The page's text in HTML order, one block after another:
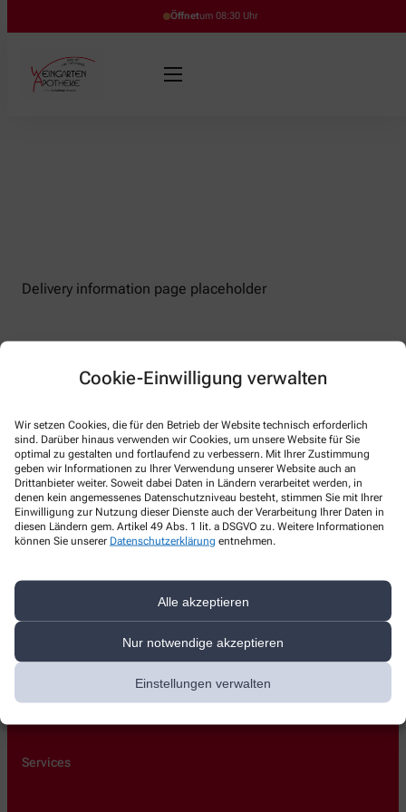
Cookie-Einwilligung verwalten
Wir setzen Cookies, die für den Betrieb der Website technisch erforderlich
sind. Darüber hinaus verwenden wir Cookies, um unsere Website für Sie
optimal zu gestalten und fortlaufend zu verbessern. Mit Ihrer Zustimmung
geben wir Informationen zu Ihrer Verwendung unserer Website auch an
Drittanbieter weiter. Soweit dabei Daten in Ländern verarbeitet werden, in
denen kein angemessenes Datenschutzniveau besteht, stimmen Sie mit Ihrer
Einwilligung zur Nutzung dieser Dienste auch der Verarbeitung Ihrer Daten in
diesen Ländern gem. Artikel 49 Abs. 1 lit. a DSGVO zu. Weitere Informationen
können Sie unserer Datenschutzerklärung entnehmen.
Alle akzeptieren
Nur notwendige akzeptieren
Einstellungen verwalten
Öffnetum 08:30 Uhr
Delivery information page placeholder
Kontakt
Weingarten-Apotheke
Krozinger Str. 7,79114 Freiburg im Breisgau
+49-761 484200
+49-761 473147
info@weingarten-apotheke.de
Über uns
Kontakt
Services